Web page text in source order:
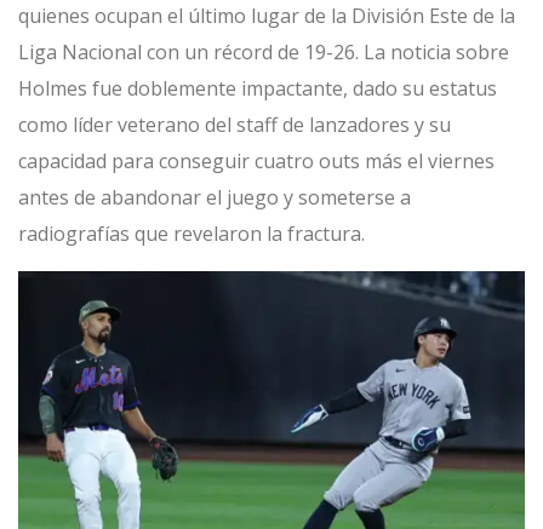
quienes ocupan el último lugar de la División Este de la
Liga Nacional con un récord de 19-26. La noticia sobre
Holmes fue doblemente impactante, dado su estatus
como líder veterano del staff de lanzadores y su
capacidad para conseguir cuatro outs más el viernes
antes de abandonar el juego y someterse a
radiografías que revelaron la fractura.